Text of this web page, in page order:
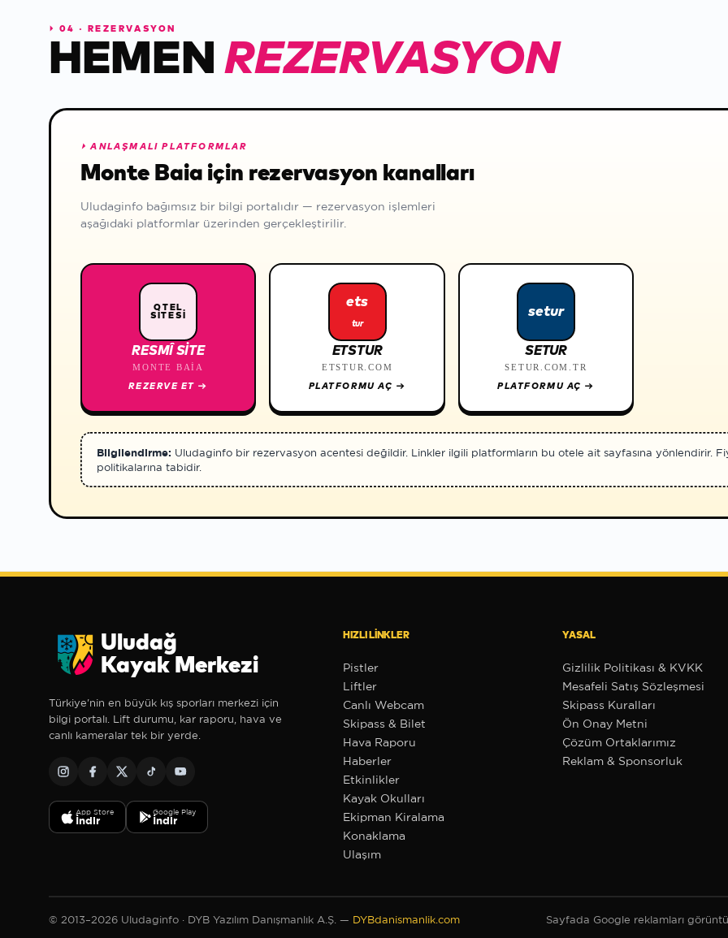
⏵ 04 · REZERVASYON
HEMENREZERVASYON
⏵ANLAŞMALI PLATFORMLAR
Monte Baia için rezervasyon kanalları
Uludaginfo bağımsız bir bilgi portalıdır — rezervasyon işlemleri
aşağıdaki platformlar üzerinden gerçekleştirilir.
OTEL
SİTESİ
RESMÎ SITE
MONTE BAIA
REZERVE ET →
ets
tur
ETSTUR
ETSTUR.COM
PLATFORMU AÇ →
setur
SETUR
SETUR.COM.TR
PLATFORMU AÇ →
Bilgilendirme: Uludaginfo bir rezervasyon acentesi değildir. Linkler ilgili platformların bu otele ait sayfasına yönlendirir.
politikalarına tabidir.
Uludağ
Kayak Merkezi
Türkiye'nin en büyük kış sporları merkezi için
bilgi portalı. Lift durumu, kar raporu, hava ve
canlı kameralar tek bir yerde.
App Store
İndir
Google Play
İndir
HIZLI LINKLER
Pistler
Liftler
Canlı Webcam
Skipass & Bilet
Hava Raporu
Haberler
Etkinlikler
Kayak Okulları
Ekipman Kiralama
Konaklama
Ulaşım
YASAL
Gizlilik Politikası & KVKK
Mesafeli Satış Sözleşmesi
Skipass Kuralları
Ön Onay Metni
Çözüm Ortaklarımız
Reklam & Sponsorluk
© 2013–2026 Uludaginfo · DYB Yazılım Danışmanlık A.Ş. — DYBdanismanlik.com Sayfada Google reklamları